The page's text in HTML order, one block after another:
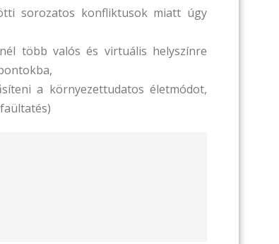
sorozatos konfliktusok miatt úgy
több valós és virtuális helyszínre
a környezettudatos életmódot,